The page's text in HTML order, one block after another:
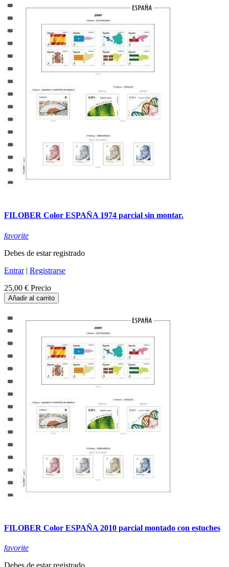
FILOBER Color ESPAÑA 1974 parcial sin montar.
favorite
Debes de estar registrado
Entrar| Registrarse
25,00 € Precio
Añadir al carrito
FILOBER Color ESPAÑA 2010 parcial montado con estuches
favorite
Debes de estar registrado